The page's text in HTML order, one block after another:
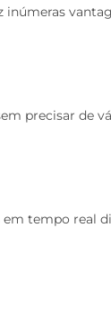
precisar de
em tempo real